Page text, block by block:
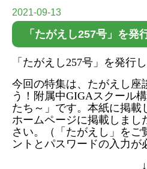
2021-09-13
「たがえし257号」を発
「たがえし 257号」を発行し
今回の特集は、たがえし座
う！附属中GIGA スクール
たち～」です。本紙に掲載
ホームページに掲載しまし
さい。（「たがえし」をご
ントとパスワードの入力が
↓